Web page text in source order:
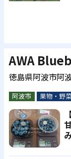
AWA
徳島県阿波市阿
阿波市 果物・野